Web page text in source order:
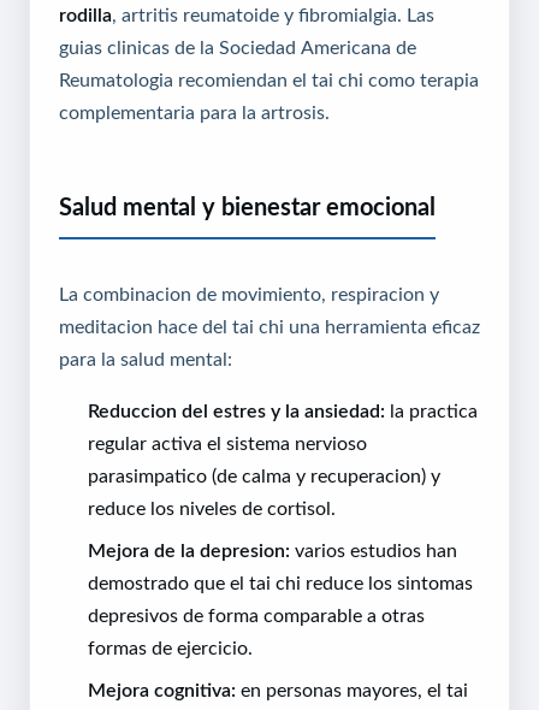
rodilla , artritis reumatoide y fibromialgia. Las
guias clinicas de la Sociedad Americana de
Reumatologia recomiendan el tai chi como terapia
complementaria para la artrosis.
Salud mental y bienestar emocional
La combinacion de movimiento, respiracion y
meditacion hace del tai chi una herramienta eficaz
para la salud mental:
Reduccion del estres y la ansiedad: la practica
regular activa el sistema nervioso
parasimpatico (de calma y recuperacion) y
reduce los niveles de cortisol.
Mejora de la depresion: varios estudios han
demostrado que el tai chi reduce los sintomas
depresivos de forma comparable a otras
formas de ejercicio.
Mejora cognitiva: en personas mayores, el tai